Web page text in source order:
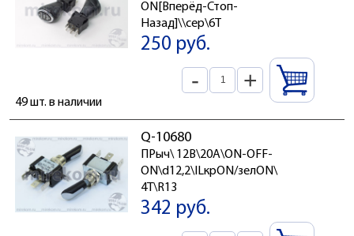
ON[Вперёд-Стоп-
Назад]\\сер\6T
250 руб.
- +
49 шт. в наличии
Q-10680
ПРыч\ 12В\20А\ON-OFF-
ON\d12,2\ILкрON/зелON\
4T\R13
342 руб.